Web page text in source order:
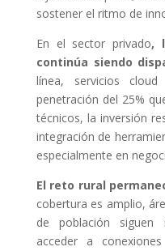
sostener el ritmo de
En el sector privado,
continúa siendo
línea, servicios
penetración del 25%
técnicos, la inversión
integración de
especialmente en
El reto rural
cobertura es amplio,
de población siguen
acceder a